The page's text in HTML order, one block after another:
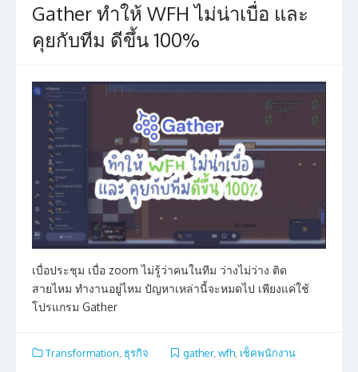
Gather ทำให้ WFH ไม่น่าเบื่อ และ
คุยกับทีม ดีขึ้น 100%
เบื่อประชุม เบื่อ zoom ไม่รู้ว่าคนในทีม ว่างไม่ว่าง ติด
สายไหม ทำงานอยู่ไหม ปัญหาเหล่านี้จะหมดไป เพียงแค่ใช้
โปรแกรม Gather
Transformation ธุรกิจ gather, wfh, เช็คพนักงาน